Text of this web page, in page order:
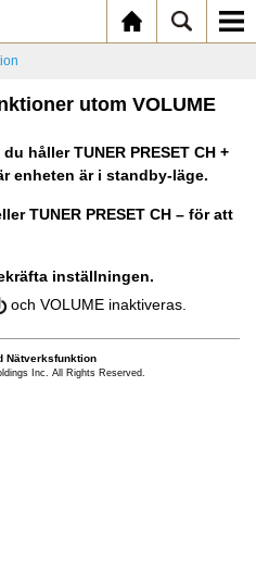
utom VOLUME
håller TUNER PRESET CH +
enheten är i standby-läge.
TUNER PRESET CH – för att
inställningen.
och VOLUME inaktiveras.
Nätverksfunktion
Inc. All Rights Reserved.